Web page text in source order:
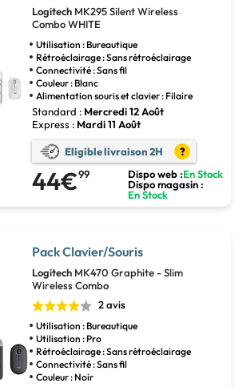
Logitech MK295 Silent Wireless
Combo WHITE
Utilisation : Bureautique
Rétroéclairage : Sans rétroéclairage
Connectivité : Sans fil
Couleur : Blanc
Alimentation souris et clavier : Filaire
Standard : Mercredi 12 Août
Express : Mardi 11 Août
Eligible livraison 2H ?
44€99 Dispo web :En Stock
Dispo magasin :
En Stock
Pack Clavier/Souris
Logitech MK470 Graphite - Slim
Wireless Combo
2 avis
Utilisation : Bureautique
Utilisation : Pro
Rétroéclairage : Sans rétroéclairage
Connectivité : Sans fil
Couleur : Noir